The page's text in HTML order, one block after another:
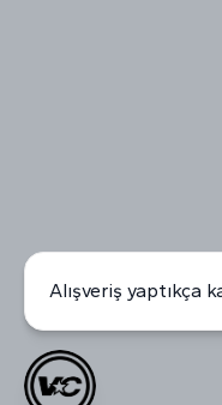
Alışveriş yaptıkça